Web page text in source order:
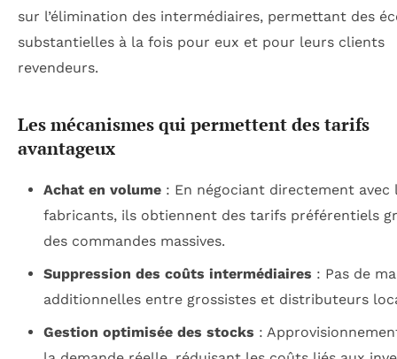
sur l’élimination des intermédiaires, permettant des
substantielles à la fois pour eux et pour leurs clients
revendeurs.
Les mécanismes qui permettent des tarifs
avantageux
Achat en volume: En négociant directement avec
fabricants, ils obtiennent des tarifs préférentiels
des commandes massives.
Suppression des coûts intermédiaires : Pas de
additionnelles entre grossistes et distributeurs
Gestion optimisée des stocks :